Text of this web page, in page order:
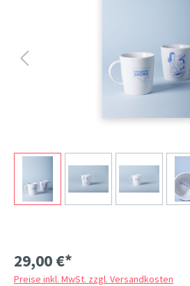
29,00 €*
Preise inkl. MwSt. zzgl. Versandkosten